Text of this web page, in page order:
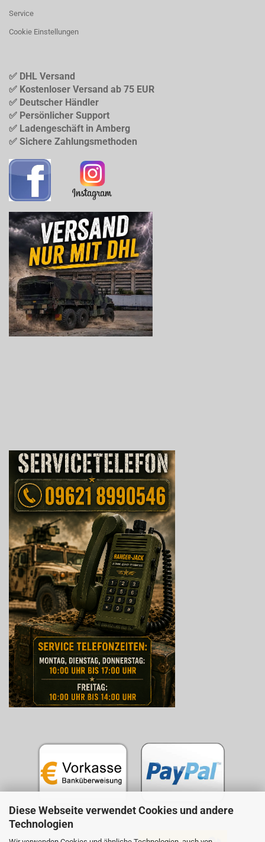
Diese Webseite verwendet Cookies und andere
Technologien
Service
Cookie Einstellungen
✅ DHL Versand
✅ Kostenloser Versand ab 75 EUR
✅ Deutscher Händler
✅ Persönlicher Support
✅ Ladengeschäft in Amberg
✅ Sichere Zahlungsmethoden